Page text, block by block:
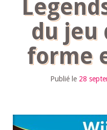
du jeu
forme
Publié le 28